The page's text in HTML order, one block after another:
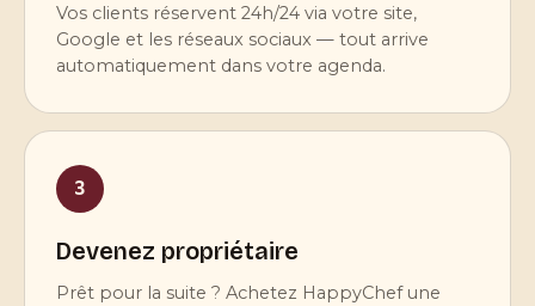
Vos clients réservent 24h/24 via votre site,
Google et les réseaux sociaux — tout arrive
automatiquement dans votre agenda.
3
Devenez propriétaire
Prêt pour la suite ? Achetez HappyChef une